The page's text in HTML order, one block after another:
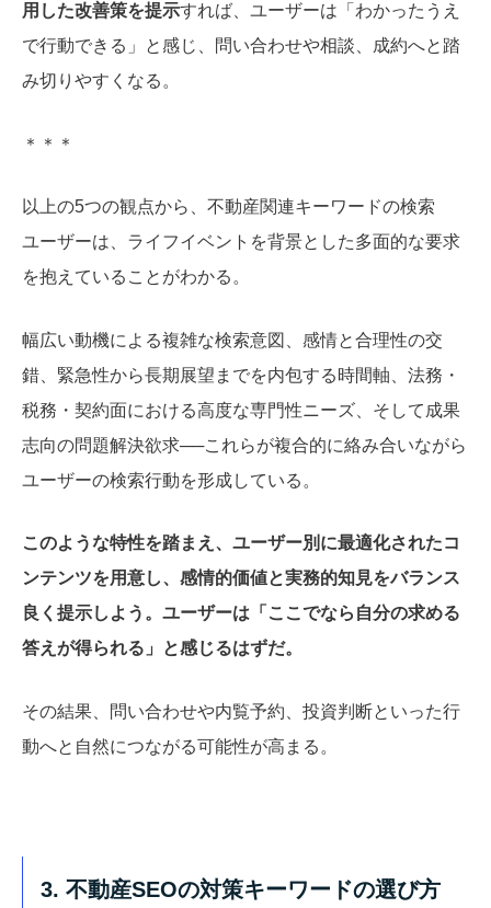
用した改善策を提示すれば、ユーザーは「わかったうえ
で行動できる」と感じ、問い合わせや相談、成約へと踏
み切りやすくなる。
＊＊＊
以上の5つの観点から、不動産関連キーワードの検索
ユーザーは、ライフイベントを背景とした多面的な要求
を抱えていることがわかる。
幅広い動機による複雑な検索意図、感情と合理性の交
錯、緊急性から長期展望までを内包する時間軸、法務・
税務・契約面における高度な専門性ニーズ、そして成果
志向の問題解決欲求──これらが複合的に絡み合いながら
ユーザーの検索行動を形成している。
このような特性を踏まえ、ユーザー別に最適化されたコ
ンテンツを用意し、感情的価値と実務的知見をバランス
良く提示しよう。ユーザーは「ここでなら自分の求める
答えが得られる」と感じるはずだ。
その結果、問い合わせや内覧予約、投資判断といった行
動へと自然につながる可能性が高まる。
3. 不動産SEOの対策キーワードの選び方